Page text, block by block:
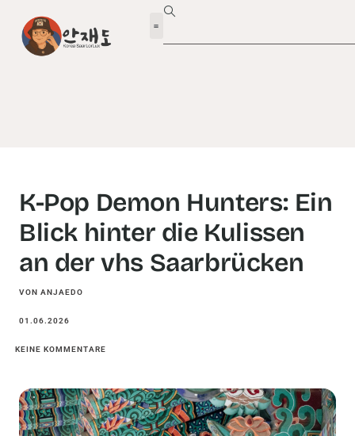
K-Pop Demon Hunters: Ein
Blick hinter die Kulissen
an der vhs Saarbrücken
VON ANJAEDO
01.06.2026
KEINE KOMMENTARE